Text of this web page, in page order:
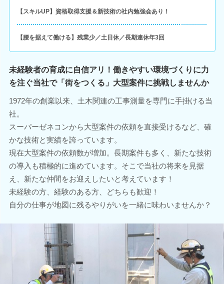
【スキルUP】資格取得支援＆新技術の社内勉強会あり！
【腰を据えて働ける】残業少／土日休／長期連休年3回
未経験者の育成に自信アリ！働きやすい環境づくりに力
を注ぐ当社で「街をつくる」大型案件に挑戦しませんか
1972年の創業以来、土木関連の工事測量を専門に手掛ける当
社。
スーパーゼネコンから大型案件の依頼を直接受けるなど、確
かな技術と実績を誇っています。
現在大型案件の依頼数が増加。長期案件も多く、新たな技術
の導入も積極的に進めています。そこで当社の将来を見据
え、新たな仲間をお迎えしたいと考えています！
未経験の方、経験のある方、どちらも歓迎！
自分の仕事が地図に残るやりがいを一緒に味わいませんか？